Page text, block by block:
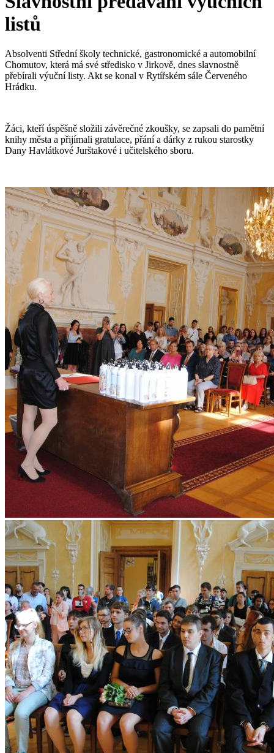
listů
Absolventi Střední školy technické, gastronomické a automobilní
Chomutov, která má své středisko v Jirkově, dnes slavnostně
přebírali výuční listy. Akt se konal v Rytířském sále Červeného
Hrádku.
Žáci, kteří úspěšně složili závěrečné zkoušky, se zapsali do pamětní
knihy města a přijímali gratulace, přání a dárky z rukou starostky
Dany Havlátkové Jurštakové i učitelského sboru.